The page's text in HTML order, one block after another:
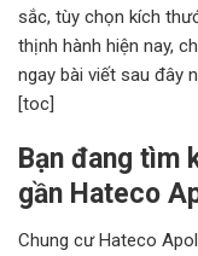
sắc, tùy chọn kích
thịnh hành hiện nay,
ngay bài viết sau đây
[toc]
Bạn đang tìm
gần Hateco
Chung cư Hateco